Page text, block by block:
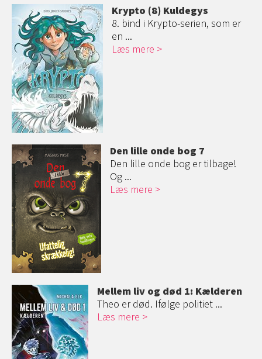
Krypto (8) Kuldegys
8. bind i Krypto-serien, som er
en ...
Læs mere
Den lille onde bog 7
Den lille onde bog er tilbage!
Og ...
Læs mere
Mellem liv og død 1: Kælderen
Theo er død. Ifølge politiet ...
Læs mere